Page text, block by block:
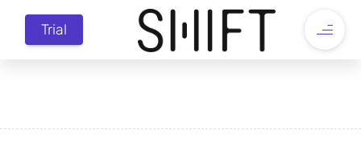
Trial